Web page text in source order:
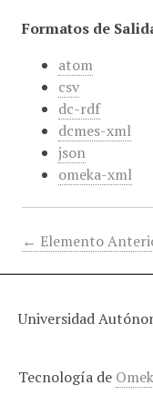
Formatos de
atom
csv
dc-rdf
dcmes-xml
json
omeka-xml
← Elemento
Universidad
Tecnología de